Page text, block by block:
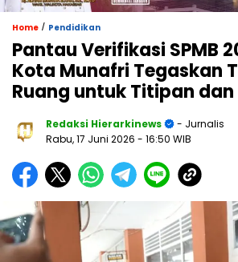
Home / Pendidikan
Pantau Verifikasi SPMB
Kota Munafri Tegaskan
Ruang untuk Titipan
Redaksi Hierarkinews
- Jurnalis
Rabu, 17 Juni 2026 - 16:50 WIB